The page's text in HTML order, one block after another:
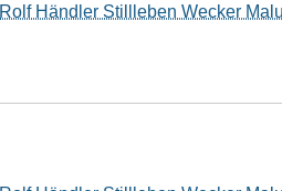
Rolf Händler Stillleben Wecker